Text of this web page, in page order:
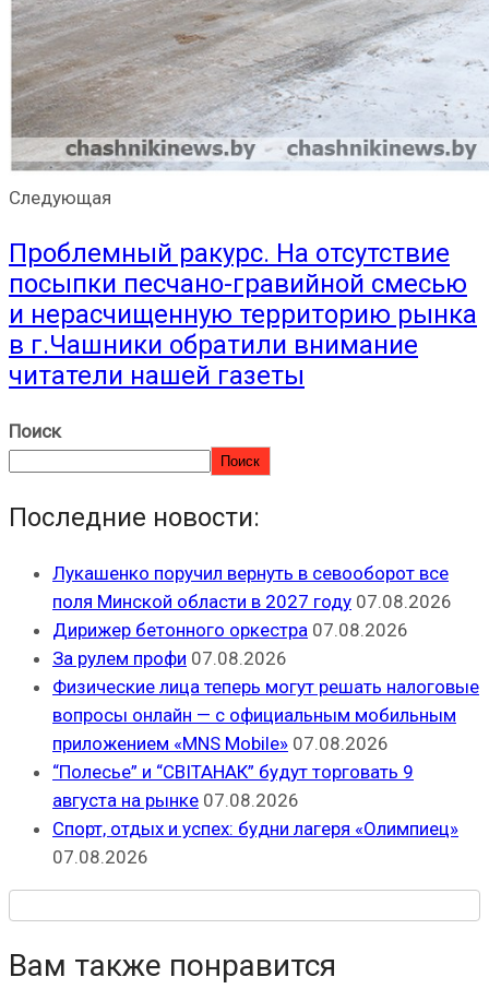
Следующая
Проблемный ракурс. На отсутствие
посыпки песчано-гравийной смесью
и нерасчищенную территорию рынка
в г.Чашники обратили внимание
читатели нашей газеты
Поиск
Поиск
Последние новости:
Лукашенко поручил вернуть в севооборот все
поля Минской области в 2027 году 07.08.2026
Дирижер бетонного оркестра 07.08.2026
За рулем профи 07.08.2026
Физические лица теперь могут решать налоговые
вопросы онлайн — с официальным мобильным
приложением «MNS Mobile» 07.08.2026
“Полесье” и “СВІТАНАК” будут торговать 9
августа на рынке 07.08.2026
Спорт, отдых и успех: будни лагеря «Олимпиец»
07.08.2026
Вам также понравится